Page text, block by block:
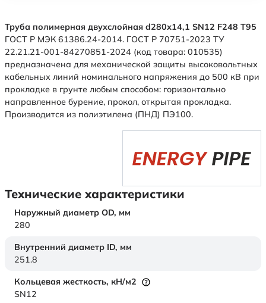
Труба полимерная двухслойная d280х14,1 SN12 F248 Т95
ГОСТ Р МЭК 61386.24-2014. ГОСТ Р 70751-2023 ТУ
22.21.21-001-84270851-2024 (код товара: 010535)
предназначена для механической защиты высоковольтных
кабельных линий номинального напряжения до 500 кВ при
прокладке в грунте любым способом: горизонтально
направленное бурение, прокол, открытая прокладка.
Производится из полиэтилена (ПНД) ПЭ100.
Технические характеристики
Наружный диаметр OD, мм
280
Внутренний диаметр ID, мм
251.8
Кольцевая жесткость, кН/м2
SN12